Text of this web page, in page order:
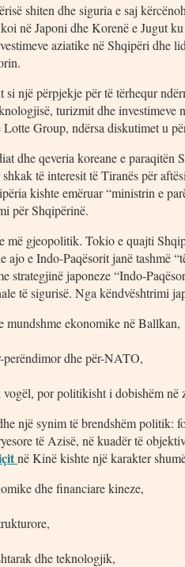
shiten dhe siguria e saj
në Japoni dhe Korenë e Jugut
aziatike në Shqipëri dhe
një përpjekje për të tërhequr
turizmit dhe
Group, ndërsa diskutimet u
dhe qeveria koreane e paraqitën
të interesit të Tiranës për
kishte emëruar “ministrin e
për Shqipërinë.
më gjeopolitik. Tokio e quajti
ajo e Indo-Paqësorit janë tashmë
strategjinë japoneze “Indo-
të sigurisë. Nga këndvështrimi
mundshme ekonomike në Ballkan,
perëndimor dhe për-NATO,
vogël, por politikisht i dobishëm
një synim të brendshëm politik:
të Azisë, në kuadër të
në Kinë kishte një karakter
dhe financiare kineze,
dhe teknologjik,